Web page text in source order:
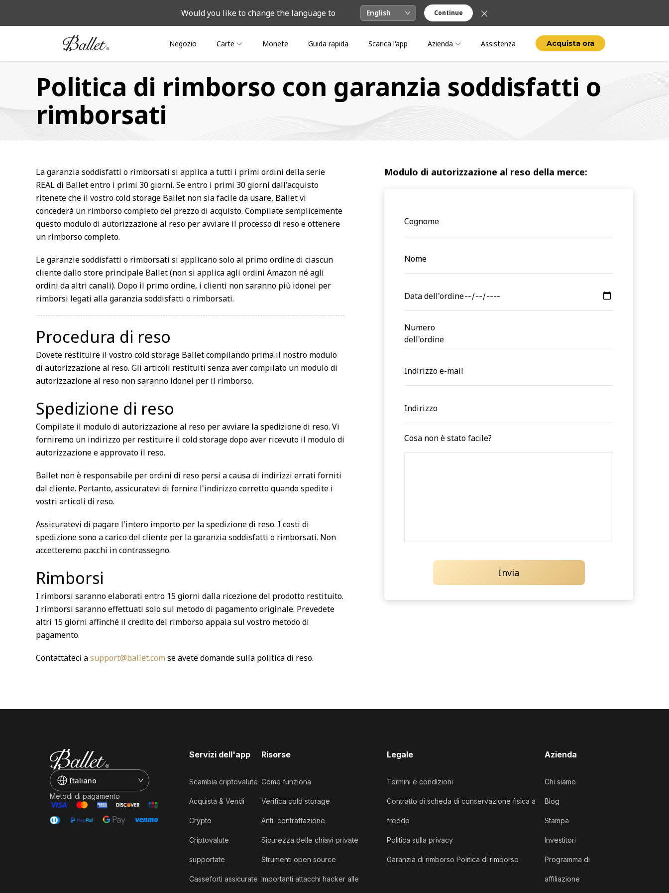
Would you like to change the language to English Continue
Negozio Carte Monete Guida rapida Scarica l'app Azienda Assistenza Acquista ora
Politica di rimborso con garanzia soddisfatti o
rimborsati
La garanzia soddisfatti o rimborsati si applica a tutti i primi ordini della serie
REAL di Ballet entro i primi 30 giorni. Se entro i primi 30 giorni dall'acquisto
ritenete che il vostro cold storage Ballet non sia facile da usare, Ballet vi
concederà un rimborso completo del prezzo di acquisto. Compilate semplicemente
questo modulo di autorizzazione al reso per avviare il processo di reso e ottenere
un rimborso completo.
Le garanzie soddisfatti o rimborsati si applicano solo al primo ordine di ciascun
cliente dallo store principale Ballet (non si applica agli ordini Amazon né agli
ordini da altri canali). Dopo il primo ordine, i clienti non saranno più idonei per
rimborsi legati alla garanzia soddisfatti o rimborsati.
Procedura di reso
Dovete restituire il vostro cold storage Ballet compilando prima il nostro modulo
di autorizzazione al reso. Gli articoli restituiti senza aver compilato un modulo di
autorizzazione al reso non saranno idonei per il rimborso.
Spedizione di reso
Compilate il modulo di autorizzazione al reso per avviare la spedizione di reso. Vi
forniremo un indirizzo per restituire il cold storage dopo aver ricevuto il modulo di
autorizzazione e approvato il reso.
Ballet non è responsabile per ordini di reso persi a causa di indirizzi errati forniti
dal cliente. Pertanto, assicuratevi di fornire l'indirizzo corretto quando spedite i
vostri articoli di reso.
Assicuratevi di pagare l'intero importo per la spedizione di reso. I costi di
spedizione sono a carico del cliente per la garanzia soddisfatti o rimborsati. Non
accetteremo pacchi in contrassegno.
Rimborsi
I rimborsi saranno elaborati entro 15 giorni dalla ricezione del prodotto restituito.
I rimborsi saranno effettuati solo sul metodo di pagamento originale. Prevedete
altri 15 giorni affinché il credito del rimborso appaia sul vostro metodo di
pagamento.
Contattateci asupport@ballet.com se avete domande sulla politica di reso.
Modulo di autorizzazione al reso della merce:
Cognome
Nome
Data dell'ordine
Numero
dell'ordine
Indirizzo e-mail
Indirizzo
Cosa non è stato facile?
Invia
Italiano
Metodi di pagamento
Servizi dell'app
Scambia criptovalute
Acquista & Vendi
Crypto
Criptovalute
supportate
Casseforti assicurate
Risorse
Come funziona
Verifica cold storage
Anti-contraffazione
Sicurezza delle chiavi private
Strumenti open source
Importanti attacchi hacker alle
Legale
Termini e condizioni
Contratto di scheda di conservazione fisica a
freddo
Politica sulla privacy
Garanzia di rimborso Politica di rimborso
Azienda
Chi siamo
Blog
Stampa
Investitori
Programma di
affiliazione